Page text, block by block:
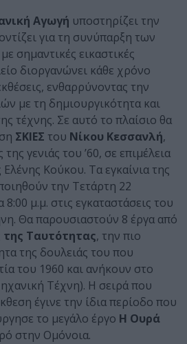
Αγωγή υποστηρίζει την
για τη συνύπαρξη των
σημαντικές εικαστικές
διοργανώνει κάθε χρόνο
ενθαρρύνοντας την
με τη δημιουργικότητα και
τέχνης. Σε αυτό το πλαίσιο θα
ΣΚΙΕΣ του Νίκου Κεσσανλή,
γενιάς του ’60, σε επιμέλεια
Κούκου. Τα εγκαίνια της
την Τετάρτη 22
μ.μ. στις εγκαταστάσεις του
Θα παρουσιαστούν 8 έργα από
Ταυτότητας, την πιο
της δουλειάς του που
του 1960 και ανήκουν στο
Τέχνη). Η σειρά που
έγινε την ίδια περίοδο που
το μεγάλο έργο Η Ουρά
στην Ομόνοια.